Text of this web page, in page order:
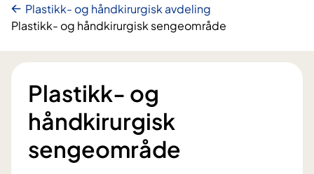
Plastikk- og håndkirurgisk avdeling
Plastikk- og håndkirurgisk sengeområde
Plastikk- og
håndkirurgisk
sengeområde